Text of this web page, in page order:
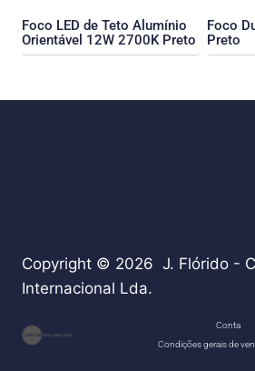
Foco LED de Teto Alumínio
Orientável 12W 2700K Preto
Foco
Preto
Copyright © 2026 J. Flórido -
Internacional Lda.
Conta
Condições gerais de